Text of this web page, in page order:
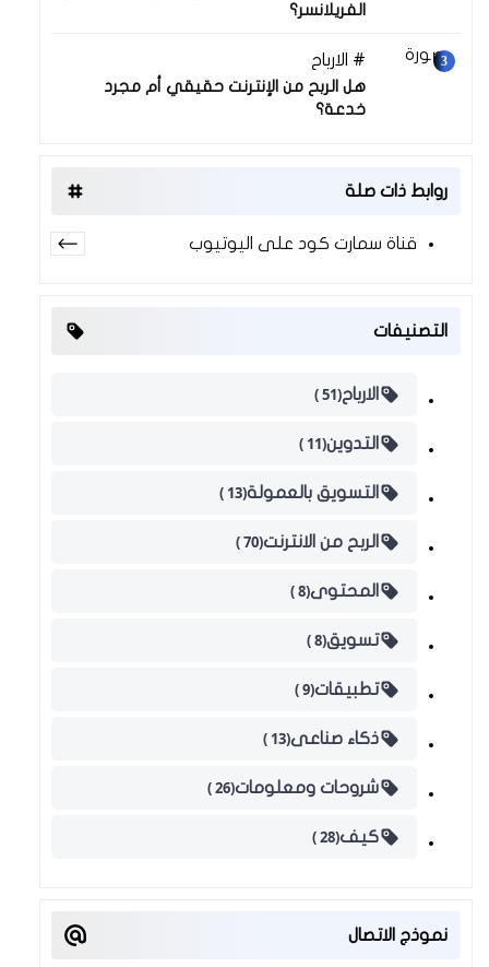
الفريلانسر؟
الارباح
هل الربح من الإنترنت حقيقي أم مجرد
خدعة؟
روابط ذات صلة
قناة سمارت كود على اليوتيوب
التصنيفات
الارباح(51 )
التدوين(11 )
التسويق بالعمولة(13 )
الربح من الانترنت(70 )
المحتوى(8 )
تسويق(8 )
تطبيقات(9 )
ذكاء صناعى(13 )
شروحات ومعلومات(26 )
كيف(28 )
نموذج الاتصال